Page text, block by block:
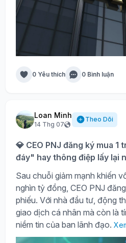
0 Yêu thích 0 Bình luận
Loan Minh
14 Thg 07
Theo Dõi
💎 CEO PNJ đăng ký mua
đáy" hay thông điệp lấy lại
Sau chuỗi giảm mạnh khiến
nghìn tỷ đồng, CEO PNJ
phiếu. Với nhà đầu tư, động
giao dịch cá nhân mà còn là
niềm tin của ban lãnh đạo.